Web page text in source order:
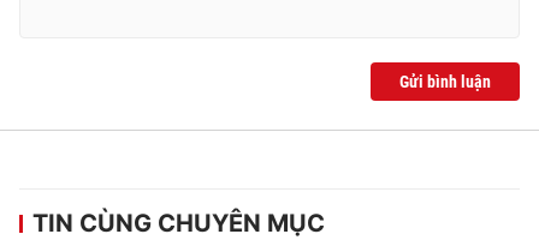
Gửi bình luận
TIN CÙNG CHUYÊN MỤC